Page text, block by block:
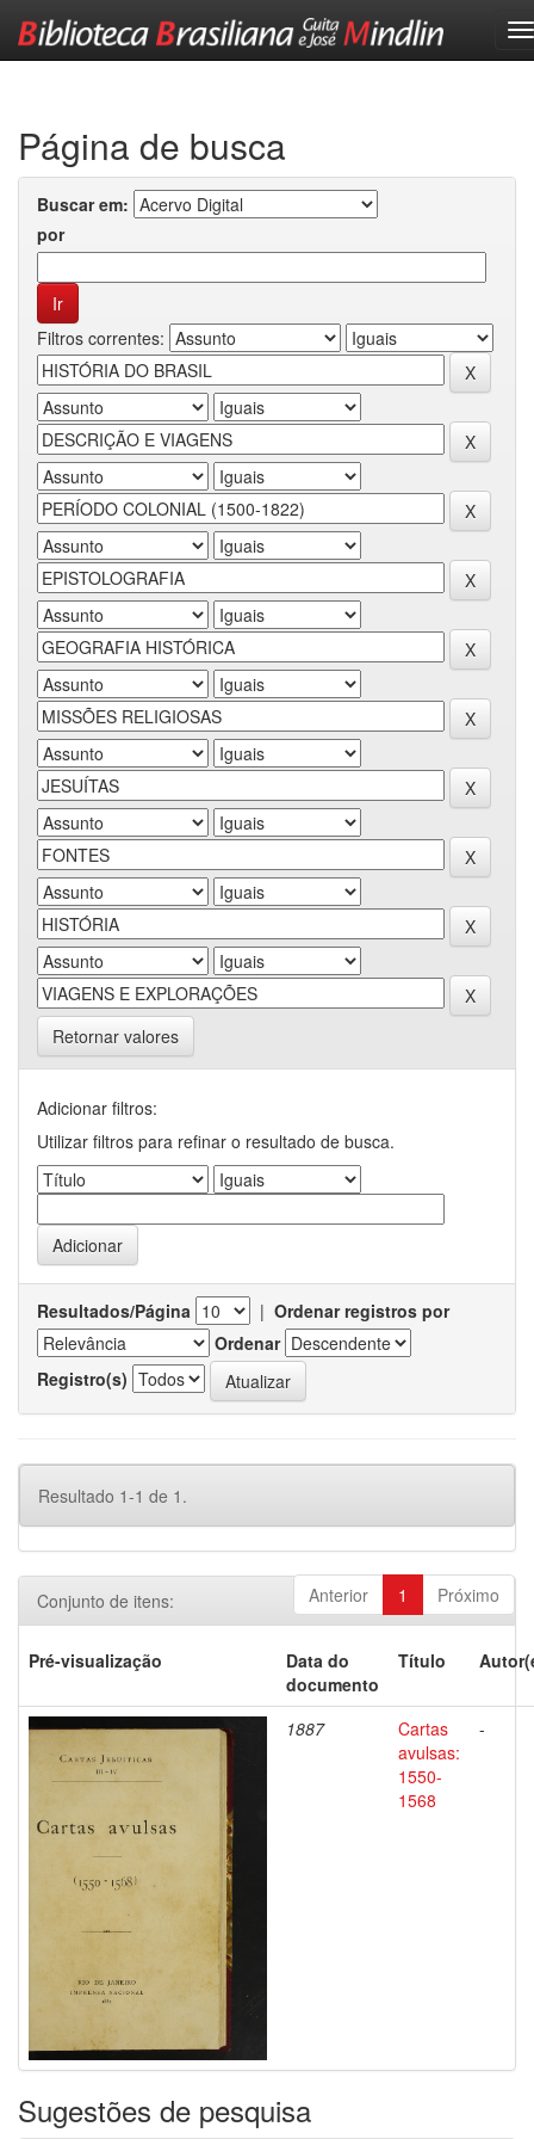
Página de busca
Buscar em:
por
Filtros correntes:
Retornar valores
Adicionar filtros:
Utilizar filtros para refinar o resultado de busca.
Resultados/Página | Ordenar registros por
Ordenar
Registro(s)
Resultado 1-1 de 1.
Anterior 1 Próximo
Conjunto de itens:
Pré-visualização
Data do
documento
Título
1887
Cartas
avulsas:
1550-
1568
-
Sugestões de pesquisa